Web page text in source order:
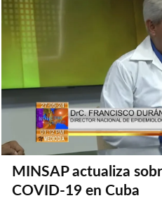
MINSAP actualiza
COVID-19 en Cuba